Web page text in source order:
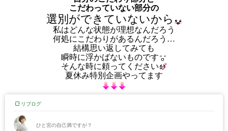
こだわっていない部分の
選別ができていないから
私はどんな状態が理想なんだろう
何処にこだわりがあるんだろう…
結構思い返してみても
瞬時に浮かばないものです
そんな時に頼ってください
夏休み特別企画やってます